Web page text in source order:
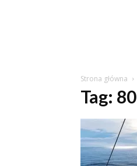
Strona główna
Tag: 80